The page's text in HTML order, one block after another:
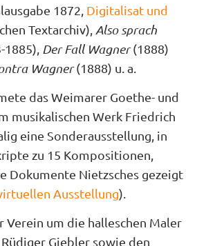
1872, Digitalisat und
Textarchiv), Also sprach
1885), Der Fall Wagner(1888)
Wagner(1888) u. a.
das Weimarer Goethe- und
musikalischen Werk Friedrich
eine Sonderausstellung, in
zu 15 Kompositionen,
Dokumente Nietzsches gezeigt
Ausstellung).
um die halleschen Maler
Giebler sowie den